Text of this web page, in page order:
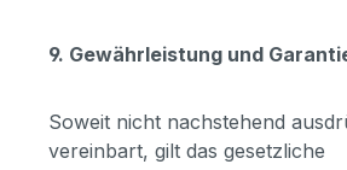
9. Gewährleistung und
Soweit nicht nachstehend
vereinbart, gilt das gesetzliche